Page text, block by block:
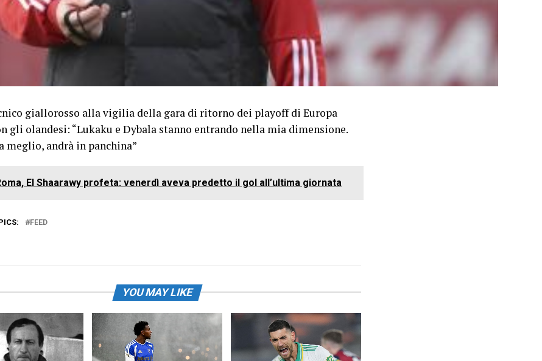
giallorosso alla vigilia della gara di ritorno dei playoff di Europa
gli olandesi: “Lukaku e Dybala stanno entrando nella mia dimensione.
meglio, andrà in panchina”
El Shaarawy profeta: venerdì aveva predetto il gol all’ultima giornata
FEED
YOU MAY LIKE